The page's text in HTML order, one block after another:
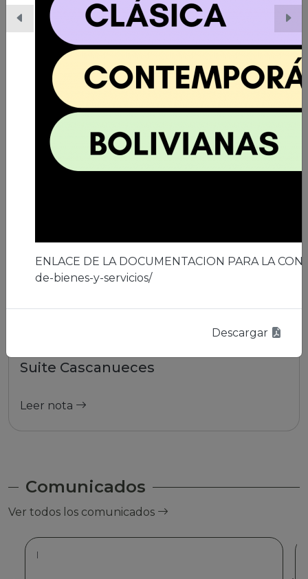
06/03/2026 | Ciudad de El Alto
A los 41 años de la ciudad de El Alto
Leer nota
Suite Cascanueces
Leer nota
Comunicados
Ver todos los comunicados
|
ENLACE DE LA DOCUMENTACION PARA LA
de-bienes-y-servicios/
Descargar